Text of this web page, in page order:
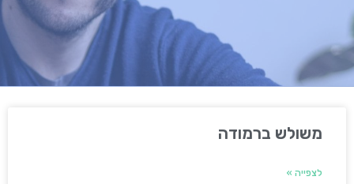
משולש ברמודה
לצפייה »